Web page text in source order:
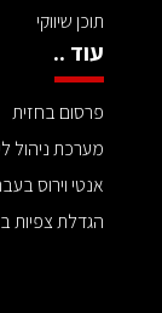
תוכן שיווקי
עוד ..
פרסום בחזית
מערכת ניהול
אנטי וירוס
הגדלת צפיות